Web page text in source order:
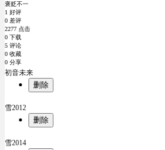
褒贬不一
1 好评
0 差评
2277 点击
0 下载
5 评论
0 收藏
0 分享
初音未来
删除
雪2012
删除
雪2014